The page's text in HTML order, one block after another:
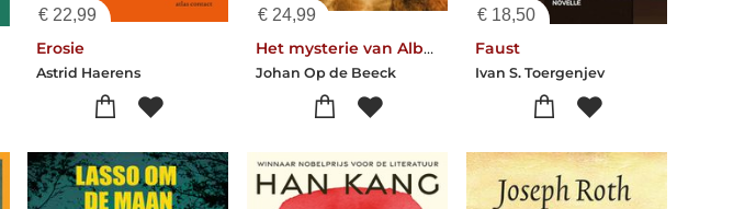
€ 22,99
Erosie
Astrid Haerens
€ 24,99
Het mysterie van Albert I
Johan Op de Beeck
€ 18,50
Faust
Ivan S. Toergenjev